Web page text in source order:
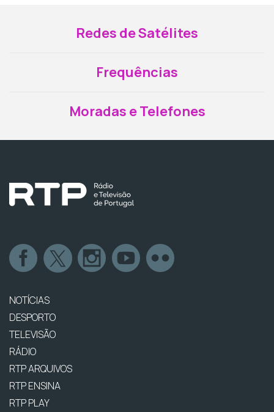
Redes de Satélites
Frequências
Moradas e Telefones
NOTÍCIAS
DESPORTO
TELEVISÃO
RÁDIO
RTP ARQUIVOS
RTP ENSINA
RTP PLAY